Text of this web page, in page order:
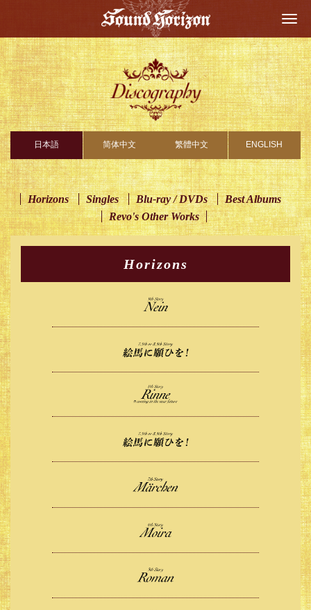
日本語 简体中文 繁體中文 ENGLISH
Horizons Singles Blu-ray / DVDs
Best Albums
Revo's Other Works
Horizons